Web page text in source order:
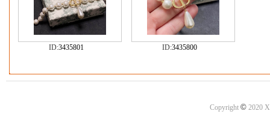
ID:3435801 ID:3435800
Copyright ©2020